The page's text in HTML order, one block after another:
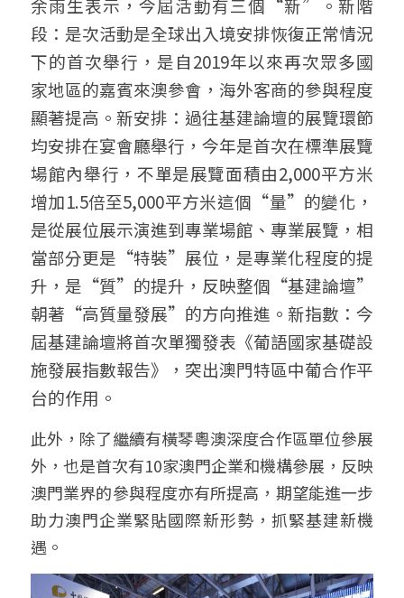
余雨生表示，今屆活動有三個“新”。新階
段：是次活動是全球出入境安排恢復正常情況
下的首次舉行，是自2019年以來再次眾多國
家地區的嘉賓來澳參會，海外客商的參與程度
顯著提高。新安排：過往基建論壇的展覽環節
均安排在宴會廳舉行，今年是首次在標準展覽
場館內舉行，不單是展覽面積由2,000平方米
增加1.5倍至5,000平方米這個“量”的變化，
是從展位展示演進到專業場館、專業展覽，相
當部分更是“特裝”展位，是專業化程度的提
升，是“質”的提升，反映整個“基建論壇”
朝著“高質量發展”的方向推進。新指數：今
屆基建論壇將首次單獨發表《葡語國家基礎設
施發展指數報告》，突出澳門特區中葡合作平
台的作用。
此外，除了繼續有橫琴粵澳深度合作區單位參展
外，也是首次有10家澳門企業和機構參展，反映
澳門業界的參與程度亦有所提高，期望能進一步
助力澳門企業緊貼國際新形勢，抓緊基建新機
遇。